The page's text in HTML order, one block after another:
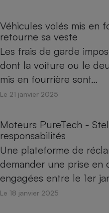
Véhicules volés mis en
retourne sa veste
Les frais de garde
dont la voiture ou le
mis en fourrière sont…
Le 21 janvier 2025
Moteurs PureTech -
responsabilités
Une plateforme de
demander une prise en
engagées entre le 1er
Le 18 janvier 2025